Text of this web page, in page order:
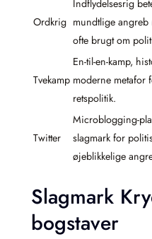
Ordkrig
Indflydelsesrig
mundtlige angreb
ofte brugt om
Tvekamp
En-til-en-kamp,
moderne metafor
retspolitik.
Twitter
Microblogging-
slagmark for
øjeblikkelige
Slagmark
bogstaver